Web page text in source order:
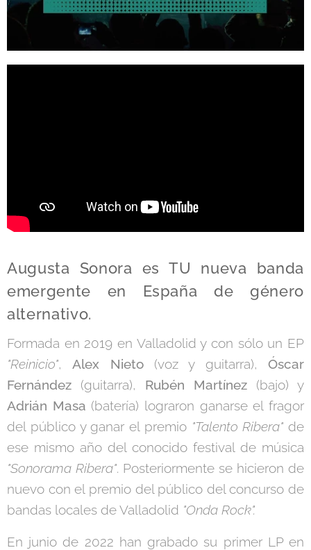
Augusta Sonora es TU nueva banda
emergente en España de género
alternativo.
Formada en 2019 en Valladolid y con sólo un EP
"Reinicio", Alex Nieto (voz y guitarra),Óscar
Fernández (guitarra), Rubén Martínez (bajo) y
Adrián Masa (batería) lograron ganarse el fragor
del público y ganar el premio "Talento Ribera" de
ese mismo año del conocido festival de música
"Sonorama Ribera". Posteriormente se hicieron de
nuevo con el premio del público del concurso de
bandas locales de Valladolid "Onda Rock".
En junio de 2022 han grabado su primer LP en